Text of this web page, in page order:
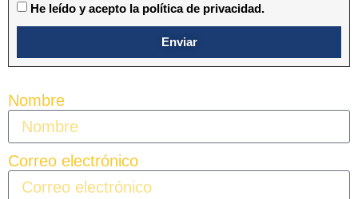
He leído y acepto la política de privacidad.
Enviar
Nombre
Correo electrónico